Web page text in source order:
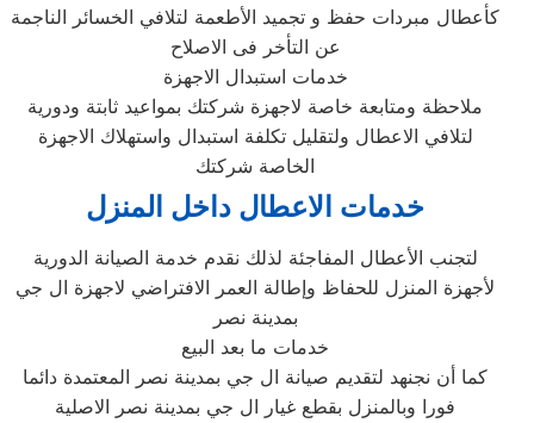
كأعطال مبردات حفظ و تجميد الأطعمة لتلافي الخسائر الناجمة
عن التأخر فى الاصلاح
خدمات استبدال الاجهزة
ملاحظة ومتابعة خاصة لاجهزة شركتك بمواعيد ثابتة ودورية
لتلافي الاعطال ولتقليل تكلفة استبدال واستهلاك الاجهزة
الخاصة شركتك
خدمات الاعطال داخل المنزل
لتجنب الأعطال المفاجئة لذلك نقدم خدمة الصيانة الدورية
لأجهزة المنزل للحفاظ وإطالة العمر الافتراضي لاجهزة ال جي
بمدينة نصر
خدمات ما بعد البيع
كما أن نجنهد لتقديم صيانة ال جي بمدينة نصر المعتمدة دائما
فورا وبالمنزل بقطع غيار ال جي بمدينة نصر الاصلية